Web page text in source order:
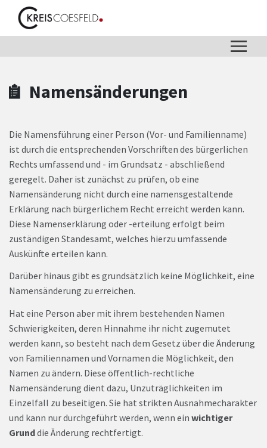
Zum Header
Zum Hauptinhalt
Zum Footer
Zum Hauptinhalt springen
Namensänderungen
Die Namensführung einer Person (Vor- und Familienname)
ist durch die entsprechenden Vorschriften des bürgerlichen
Rechts umfassend und - im Grundsatz - abschließend
geregelt. Daher ist zunächst zu prüfen, ob eine
Namensänderung nicht durch eine namensgestaltende
Erklärung nach bürgerlichem Recht erreicht werden kann.
Diese Namenserklärung oder -erteilung erfolgt beim
zuständigen Standesamt, welches hierzu umfassende
Auskünfte erteilen kann.
Darüber hinaus gibt es grundsätzlich keine Möglichkeit, eine
Namensänderung zu erreichen.
Hat eine Person aber mit ihrem bestehenden Namen
Schwierigkeiten, deren Hinnahme ihr nicht zugemutet
werden kann, so besteht nach dem Gesetz über die Änderung
von Familiennamen und Vornamen die Möglichkeit, den
Namen zu ändern. Diese öffentlich-rechtliche
Namensänderung dient dazu, Unzuträglichkeiten im
Einzelfall zu beseitigen. Sie hat strikten Ausnahmecharakter
und kann nur durchgeführt werden, wenn ein wichtiger
Grunddie Änderung rechtfertigt.